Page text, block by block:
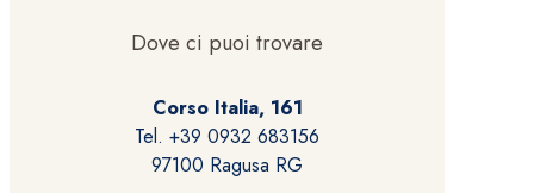
Dove ci puoi trovare
Corso Italia, 161
Tel. +39 0932 683156
97100 Ragusa RG